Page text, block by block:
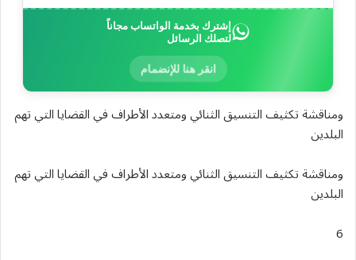
إشترك بخدمة الواتساب مجاناً
لتصلك الرسائل
انقر هنا للإنضمام
ومناقشة تكثيف التنسيق الثنائي ومتعدد الأطراف في القضايا التي تهم
البلدين
ومناقشة تكثيف التنسيق الثنائي ومتعدد الأطراف في القضايا التي تهم
البلدين
6